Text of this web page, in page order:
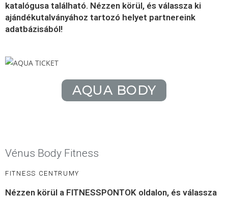
katalógusa található. Nézzen körül, és válassza ki
ajándékutalványához tartozó helyet partnereink
adatbázisából!
AQUA BODY
Vénus Body Fitness
FITNESS CENTRUMY
Nézzen körül a FITNESSPONTOK oldalon, és válassza